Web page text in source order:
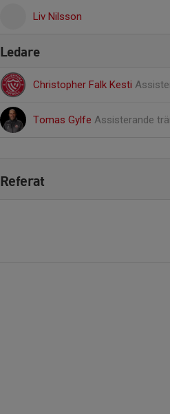
Liv Nilsson
Ledare
Christopher Falk Kesti
Tomas Gylfe Assisterande
Referat